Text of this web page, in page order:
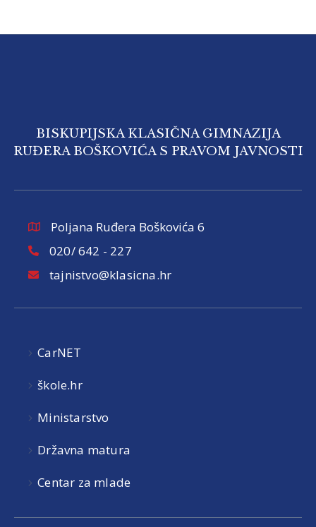
BISKUPIJSKA KLASIČNA GIMNAZIJA
RUĐERA BOŠKOVIĆA S PRAVOM JAVNOSTI
Poljana Ruđera Boškovića 6
020/ 642 - 227
tajnistvo@klasicna.hr
CarNET
škole.hr
Ministarstvo
Državna matura
Centar za mlade